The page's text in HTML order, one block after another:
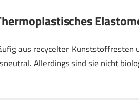
aus recycelten Kunststoffresten
Allerdings sind sie nicht